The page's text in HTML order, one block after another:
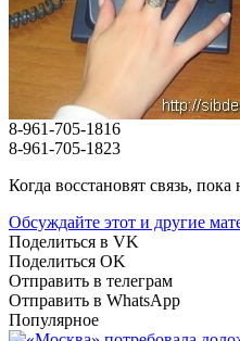
8-961-705-1816
8-961-705-1823
Когда восстановят связь, пока
Обсуждайте этот и другие
Поделиться в VK
Поделиться OK
Отправить в телеграм
Отправить в WhatsApp
Популярное